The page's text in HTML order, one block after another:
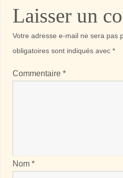
Laisser un
Votre adresse e-mail ne sera pas
obligatoires sont indiqués avec*
Commentaire*
Nom*